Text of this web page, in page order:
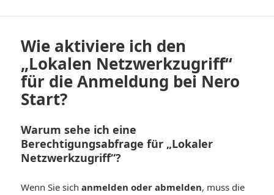
Wie aktiviere ich den
„Lokalen Netzwerkzugriff“
für die Anmeldung bei Nero
Start?
Warum sehe ich eine
Berechtigungsabfrage für „Lokaler
Netzwerkzugriff“?
Wenn Sie sichanmelden oder abmelden, muss die